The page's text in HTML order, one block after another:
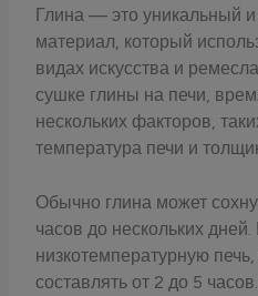
Глина — это уникальный
материал, который
видах искусства и
сушке глины на печи,
нескольких факторов,
температура печи и
Обычно глина может
часов до нескольких
низкотемпературную
составлять от 2 до 5